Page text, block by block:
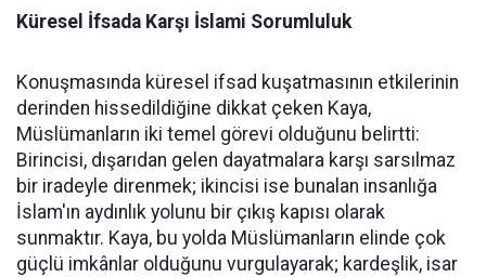
Küresel İfsada Karşı İslami Sorumluluk
Konuşmasında küresel ifsad kuşatmasının etkilerinin
derinden hissedildiğine dikkat çeken Kaya,
Müslümanların iki temel görevi olduğunu belirtti:
Birincisi, dışarıdan gelen dayatmalara karşı sarsılmaz
bir iradeyle direnmek; ikincisi ise bunalan insanlığa
İslam'ın aydınlık yolunu bir çıkış kapısı olarak
sunmaktır. Kaya, bu yolda Müslümanların elinde çok
güçlü imkânlar olduğunu vurgulayarak; kardeşlik, isar